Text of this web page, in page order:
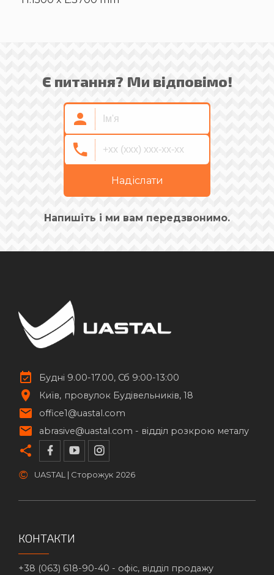
Є питання? Ми відповімо!
Надіслати
Напишіть і ми вам передзвонимо.
Будні 9.00-17.00, Сб 9:00-13:00
Київ
провулок Будівельників, 18
office1@uastal.com
abrasive@uastal.com - відділ розкрою металу
© UASTAL | Сторожук 2026
КОНТАКТИ
+38 (063) 618-90-40 - офіс, відділ продажу